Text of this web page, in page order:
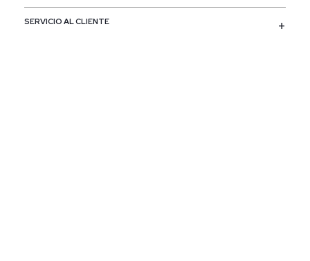
SERVICIO AL CLIENTE